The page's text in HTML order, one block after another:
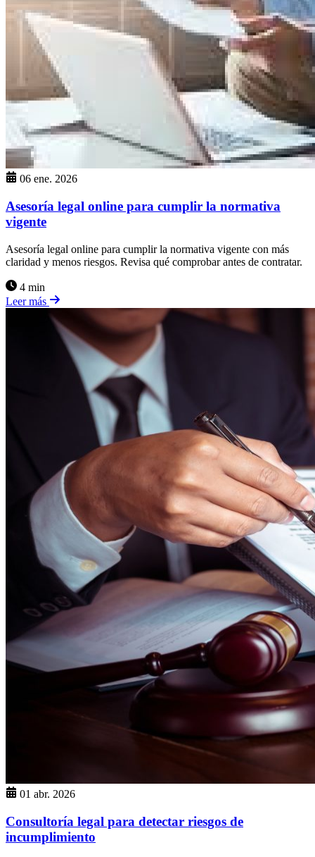
06 ene. 2026
Asesoría legal online para cumplir la normativa
vigente
Asesoría legal online para cumplir la normativa vigente con más
claridad y menos riesgos. Revisa qué comprobar antes de contratar.
4 min
Leer más
01 abr. 2026
Consultoría legal para detectar riesgos de
incumplimiento